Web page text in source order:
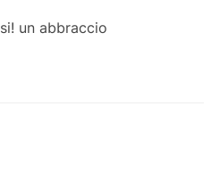
un abbraccio